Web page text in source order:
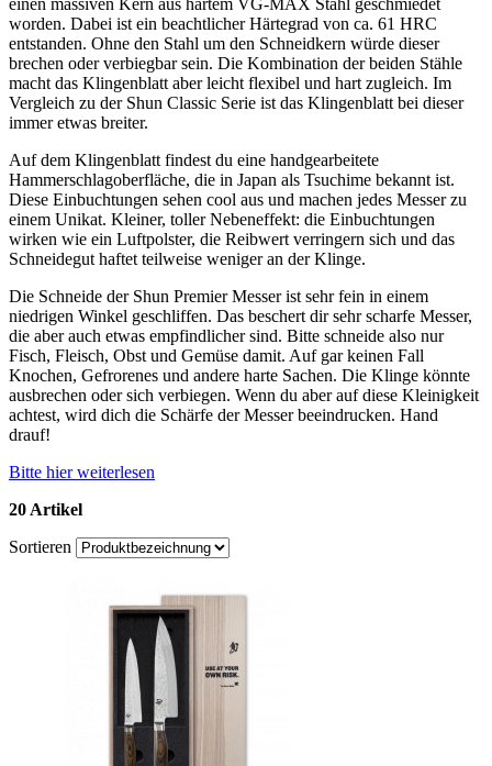
worden. Dabei ist ein beachtlicher Härtegrad von ca. 61 HRC
entstanden. Ohne den Stahl um den Schneidkern würde dieser
brechen oder verbiegbar sein. Die Kombination der beiden Stähle
macht das Klingenblatt aber leicht flexibel und hart zugleich. Im
Vergleich zu der Shun Classic Serie ist das Klingenblatt bei dieser
immer etwas breiter.
Auf dem Klingenblatt findest du eine handgearbeitete
Hammerschlagoberfläche, die in Japan als Tsuchime bekannt ist.
Diese Einbuchtungen sehen cool aus und machen jedes Messer zu
einem Unikat. Kleiner, toller Nebeneffekt: die Einbuchtungen
wirken wie ein Luftpolster, die Reibwert verringern sich und das
Schneidegut haftet teilweise weniger an der Klinge.
Die Schneide der Shun Premier Messer ist sehr fein in einem
niedrigen Winkel geschliffen. Das beschert dir sehr scharfe Messer,
die aber auch etwas empfindlicher sind. Bitte schneide also nur
Fisch, Fleisch, Obst und Gemüse damit. Auf gar keinen Fall
Knochen, Gefrorenes und andere harte Sachen. Die Klinge könnte
ausbrechen oder sich verbiegen. Wenn du aber auf diese Kleinigkeit
achtest, wird dich die Schärfe der Messer beeindrucken. Hand
drauf!
Bitte hier weiterlesen
20 Artikel
Sortieren